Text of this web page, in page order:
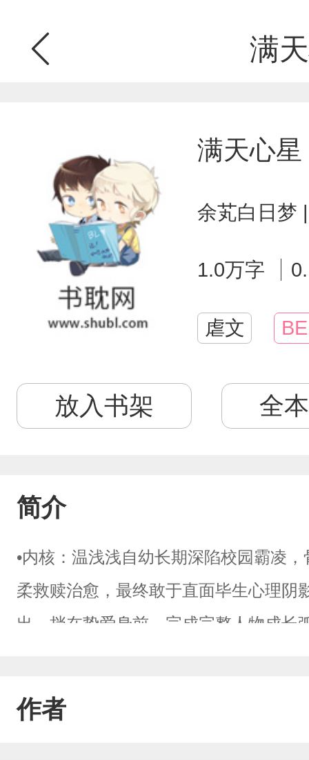
满
满天心星
余芄白日梦
1.0万字
虐文 BE
放入书架 全
简介
•内核：温浅浅自幼长期深陷校园霸凌
柔救赎治愈，最终敢于直面毕生心理阴
出、挡在挚爱身前，完成完整人物成长
念已久的白月光相逢，假面碎裂，执
作者